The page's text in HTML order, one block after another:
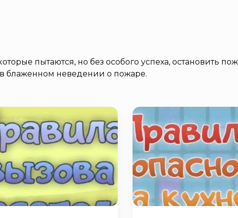
пытаются, но без особого успеха, остановить
блаженном неведении о пожаре.